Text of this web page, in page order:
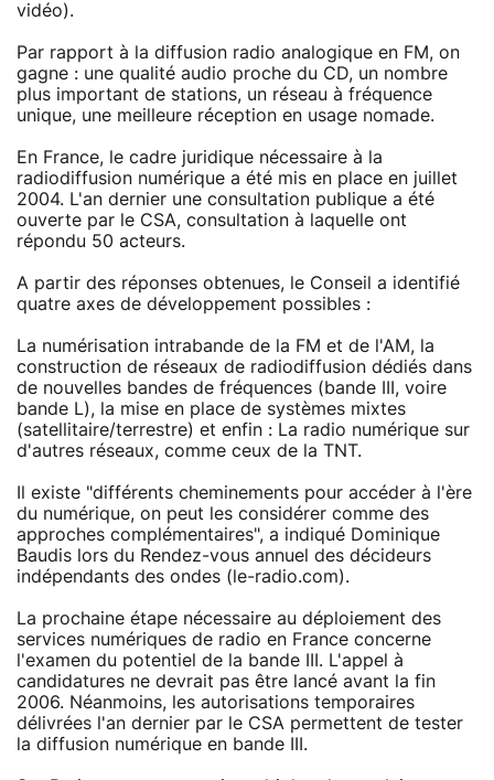
vidéo).
Par rapport à la diffusion radio analogique en FM, on
gagne : une qualité audio proche du CD, un nombre
plus important de stations, un réseau à fréquence
unique, une meilleure réception en usage nomade.
En France, le cadre juridique nécessaire à la
radiodiffusion numérique a été mis en place en juillet
2004. L'an dernier une consultation publique a été
ouverte par le CSA, consultation à laquelle ont
répondu 50 acteurs.
A partir des réponses obtenues, le Conseil a identifié
quatre axes de développement possibles :
La numérisation intrabande de la FM et de l'AM, la
construction de réseaux de radiodiffusion dédiés dans
de nouvelles bandes de fréquences (bande III, voire
bande L), la mise en place de systèmes mixtes
(satellitaire/terrestre) et enfin : La radio numérique sur
d'autres réseaux, comme ceux de la TNT.
Il existe "différents cheminements pour accéder à l'ère
du numérique, on peut les considérer comme des
approches complémentaires", a indiqué Dominique
Baudis lors du Rendez-vous annuel des décideurs
indépendants des ondes (le-radio.com).
La prochaine étape nécessaire au déploiement des
services numériques de radio en France concerne
l'examen du potentiel de la bande III. L'appel à
candidatures ne devrait pas être lancé avant la fin
2006. Néanmoins, les autorisations temporaires
délivrées l'an dernier par le CSA permettent de tester
la diffusion numérique en bande III.